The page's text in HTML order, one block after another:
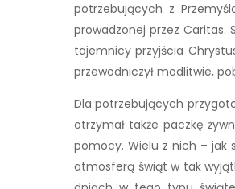
potrzebujących z
prowadzonej przez Caritas.
tajemnicy przyjścia
przewodniczył modlitwie,
Dla potrzebujących
otrzymał także paczkę
pomocy. Wielu z nich – jak
atmosferą świąt w tak